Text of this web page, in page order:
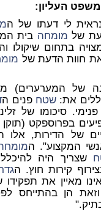
העליון:
לי דעתו של ה
של מומחה בית
בתחום שיקולו
חוות הדעת של
התשובה של
את:שטח פנים ה
סיכומו של
בפרוספקט
של הדירות,
המקצוע". ה
שצריך היה
קירות חוץ. ה
מאיין את
הן בהתייחס